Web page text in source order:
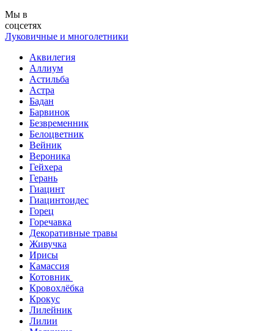
Мы в
соцсетях
Луковичные и многолетники
Аквилегия
Аллиум
Астильба
Астра
Бадан
Барвинок
Безвременник
Белоцветник
Вейник
Вероника
Гейхера
Герань
Гиацинт
Гиацинтоидес
Горец
Горечавка
Декоративные травы
Живучка
Ирисы
Камассия
Котовник
Кровохлёбка
Крокус
Лилейник
Лилии